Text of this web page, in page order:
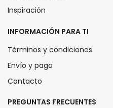
Inspiración
INFORMACIÓN PARA TI
Términos y condiciones
Envío y pago
Contacto
PREGUNTAS FRECUENTES